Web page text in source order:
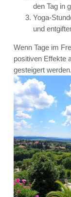
den Tag in
Yoga-
und
Wenn Tage im
positiven Effekte
gesteigert werden.